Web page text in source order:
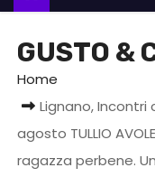
GUSTO &
Home
Lignano, Incontri
agosto TULLIO
ragazza perbene.